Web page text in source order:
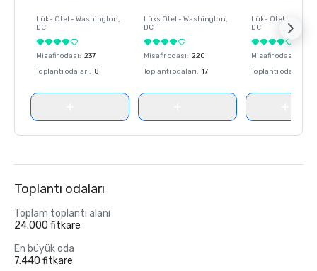
Lüks Otel - Washington,
DC
Misafir odası: 237
Toplantı odaları: 8
Lüks Otel - Washington,
DC
Misafir odası: 220
Toplantı odaları: 17
Lüks Otel -
DC
Misafir odası
Toplantı odaları
Toplantı odaları
Toplam toplantı alanı
24.000 fitkare
En büyük oda
7.440 fitkare